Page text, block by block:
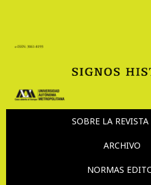
SOBRE LA REVISTA
ARCHIVO
NORMAS